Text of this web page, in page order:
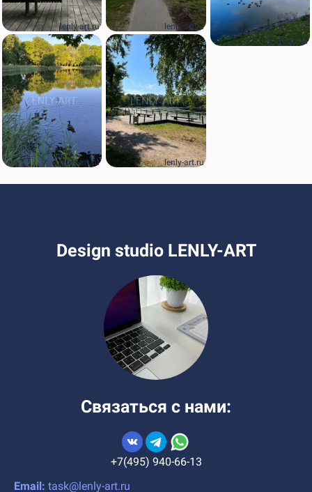
lenly-art.ru
lenly-art.ru
lenly-art.ru
lenly-art.ru
lenly-art.ru
Design studio LENLY-ART
Связаться с нами:
+7(495) 940-66-13
Email: task@lenly-art.ru